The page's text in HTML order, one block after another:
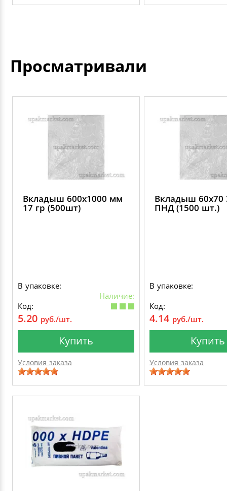
Просматривали
Вкладыш 600х1000 мм
17 гр (500шт)
В упаковке:
Наличие:
Код:
5.20 руб./шт.
Купить
Условия заказа
Вкладыш 60х70
ПНД (1500 шт.)
В упаковке:
Код:
4.14 руб./шт.
Купить
Условия заказа